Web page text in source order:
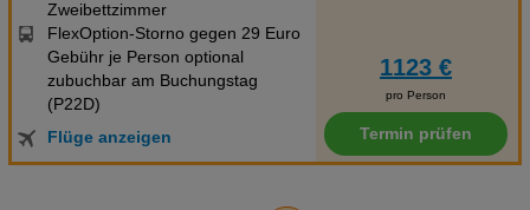
Zweibettzimmer
FlexOption-Storno gegen 29 Euro
Gebühr je Person optional
zubuchbar am Buchungstag
(P22D)
Flüge anzeigen
1123 €
pro Person
Termin prüfen